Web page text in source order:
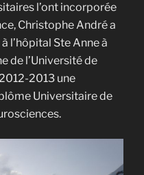
l’ont incorporée
Christophe André a
l’hôpital Ste Anne à
de l’Université de
2013 une
Universitaire de